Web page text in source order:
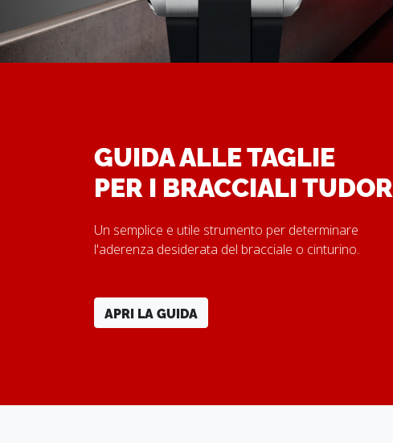
GUIDA ALLE TAGLIE
PER I BRACCIALI TUDOR
Un semplice e utile strumento per determinare
l'aderenza desiderata del bracciale o cinturino.
APRI LA GUIDA